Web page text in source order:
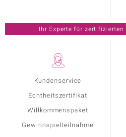
Kundenservice
Echtheitszertifikat
Willkommenspaket
Gewinnspielteilnahme
Ihr Experte für zertifizierten